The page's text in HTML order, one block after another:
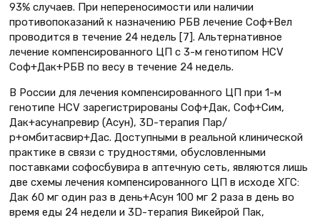
93% случаев. При непереносимости или наличии
противопоказаний к назначению РБВ лечение Соф+Вел
проводится в течение 24 недель [7]. Альтернативное
лечение компенсированного ЦП с 3-м генотипом HCV
Соф+Дак+РБВ по весу в течение 24 недель.
В России для лечения компенсированного ЦП при 1-м
генотипе HCV зарегистрированы Соф+Дак, Соф+Сим,
Дак+асунапревир (Асун), 3D-терапия Пар/
р+омбитасвир+Дас. Доступными в реальной клинической
практике в связи с трудностями, обусловленными
поставками софосбувира в аптечную сеть, являются лишь
две схемы лечения компенсированного ЦП в исходе ХГС:
Дак 60 мг один раз в день+Асун 100 мг 2 раза в день во
время еды 24 недели и 3D-терапия Викейрой Пак,